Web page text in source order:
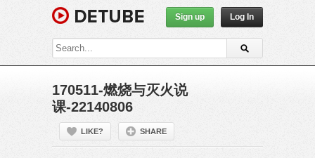
Sign up Log In
170511-燃烧与灭火说
课-22140806
LIKE? SHARE